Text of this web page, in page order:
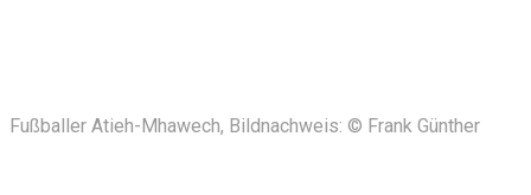
Fußballer Atieh-Mhawech, Bildnachweis: © Frank Günther